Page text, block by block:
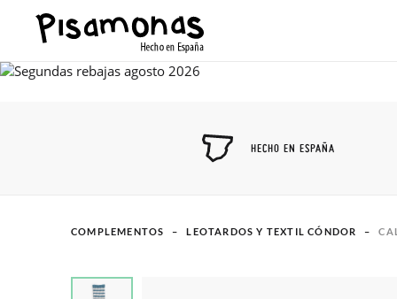
HECHO EN ESPAÑA
COMPLEMENTOS LEOTARDOS Y TEXTIL CÓNDOR